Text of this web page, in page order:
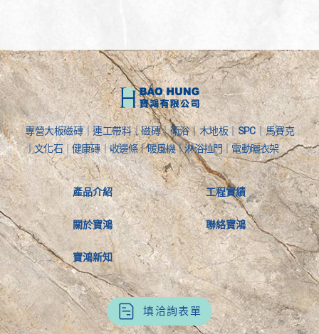
專營大板磁磚｜連工帶料｜磁磚｜衛浴｜木地板｜SPC｜馬賽克
｜文化石｜健康磚｜收邊條｜暖風機｜淋浴拉門｜電動曬衣架
產品介紹
關於寶鴻
寶鴻新知
工程實績
聯絡寶鴻
填洽詢表單